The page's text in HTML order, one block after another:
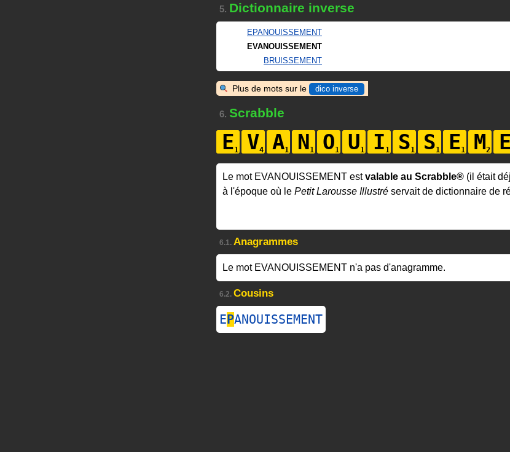
5. Dictionnaire inverse
EPANOUISSEMENT
EVANOUISSEMENT
BRUISSEMENT
Plus de mots sur le dico inverse
6. Scrabble
E V A N O U I S S E M E
Le mot EVANOUISSEMENT estvalable au Scrabble® (il était
à l'époque où le Petit Larousse Illustré servait de dictionnaire de
6.1. Anagrammes
Le mot EVANOUISSEMENT n'a pas d'anagramme.
6.2. Cousins
EPANOUISSEMENT